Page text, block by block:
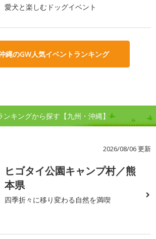
愛犬と楽しむドッグイベント
縄のGW人気イベントランキング
キングから探す【九州・沖縄】
2026/08/06 更新
ヒゴタイ公園キャンプ村／熊
本県
四季折々に移り変わる自然を満喫